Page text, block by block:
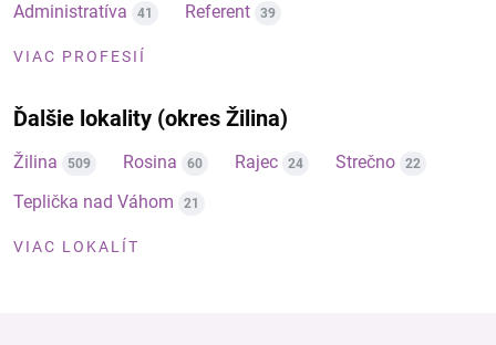
Administratíva 41 Referent 39
VIAC PROFESIÍ
Ďalšie lokality (okres Žilina)
Žilina 509 Rosina 60 Rajec 24 Strečno 22
Teplička nad Váhom 21
VIAC LOKALÍT